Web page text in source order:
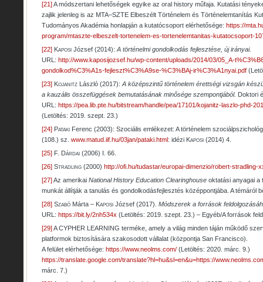
[21]A módszertani lehetőségek egyike az oral history műfaja. Kutatási
zajlik jelenleg is az MTA–SZTE Elbeszélt Történelem és Történelemtanítás
Tudományos Akadémia honlapján a kutatócsoport elérhetősége: https://
program/mtaszte-elbeszelt-tortenelem-es-tortenelemtanitas-kutatocsoport-
[22] Kaposi József (2014): A történelmi gondolkodás fejlesztése, új irányai.
URL: http://www.kaposijozsef.hu/wp-content/uploads/2014/03/05_A-
gondolkod%C3%A1s-fejleszt%C3%A9se-%C3%BAj-ir%C3%A1nyai.pdf
[23] Kojanitz László (2017): A középszintű történelem érettségi vizsgán
a kauzális összefüggések bemutatásának minősége szempontjából. Doktori
URL: https://pea.lib.pte.hu/bitstream/handle/pea/17101/kojanitz-laszlo-phd-
(Letöltés: 2019. szept. 23.)
[24] Pataki Ferenc (2003): Szociális emlékezet: A történelem
(108.) sz. www.matud.iif.hu/03jan/pataki.html: idézi Kaposi (2014) 4.
[25] F. Dárdai (2006) I. 66.
[26] Stradling (2000) http://ofi.hu/tudastar/europai-dimenzio/robert-stradling-
[27]Az amerikai National History Education Clearinghouse oktatási anyagai a
munkát állítják a tanulás és gondolkodásfejlesztés középpontjába. A témáról
[28] Szabó Márta – Kaposi József (2017). Módszerek a források
URL: https://bit.ly/2nh534x (Letöltés: 2019. szept. 23.) – Egyéb/A források
[29]A CYPHER LEARNING terméke, amely a világ minden táján működő
platformok biztosítására szakosodott vállalat (központja San Francisco).
A felület elérhetősége: https://www.neolms.com/ (Letöltés: 2020. márc. 9.)
https://translate.google.com/translate?hl=hu&sl=en&u=https://
márc. 7.)